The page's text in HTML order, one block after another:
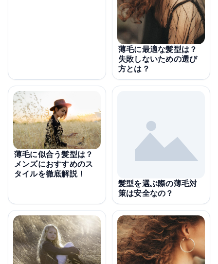
薄毛に最適な髪型は？
失敗しないための選び
方とは？
薄毛に似合う髪型は？
メンズにおすすめのス
タイルを徹底解説！
髪型を選ぶ際の薄毛対
策は安全なの？